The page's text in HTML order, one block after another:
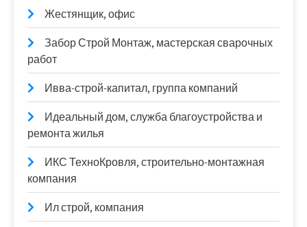
Жестянщик, офис
Забор Строй Монтаж, мастерская сварочных
работ
Ивва-строй-капитал, группа компаний
Идеальный дом, служба благоустройства и
ремонта жилья
ИКС ТехноКровля, строительно-монтажная
компания
Ил строй, компания